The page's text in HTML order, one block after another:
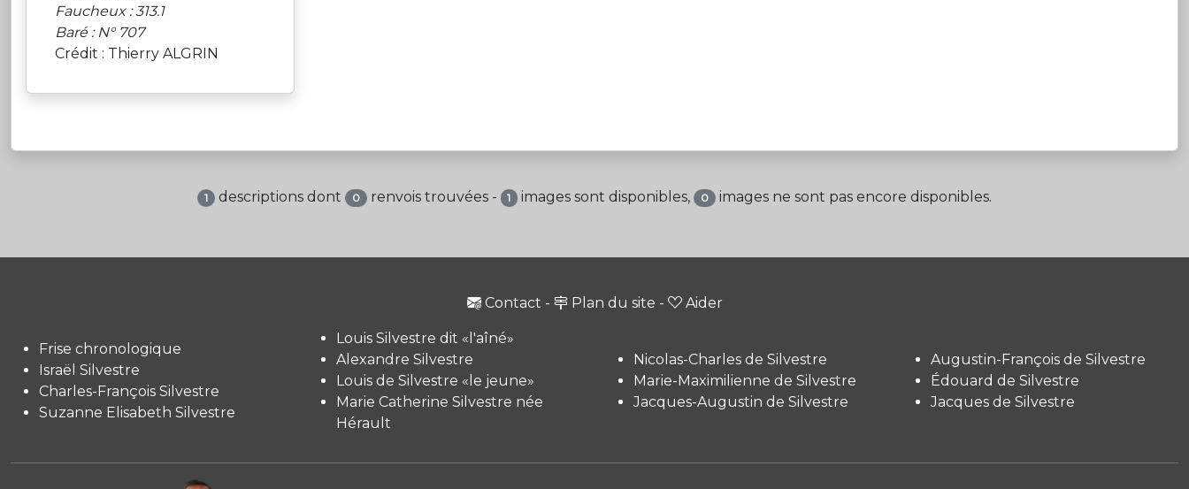
Faucheux : 313.1
Baré : N° 707
Crédit : Thierry ALGRIN
1 descriptions dont 0 renvois trouvées - 1 images sont disponibles, 0 images ne sont pas encore disponibles.
Contact - Plan du site - Aider
Frise chronologique
Israël Silvestre
Charles-François Silvestre
Suzanne Elisabeth Silvestre
Louis Silvestre dit «l'aîné»
Alexandre Silvestre
Louis de Silvestre «le jeune»
Marie Catherine Silvestre née
Hérault
Nicolas-Charles de Silvestre
Marie-Maximilienne de Silvestre
Jacques-Augustin de Silvestre
Augustin-François de Silvestre
Édouard de Silvestre
Jacques de Silvestre